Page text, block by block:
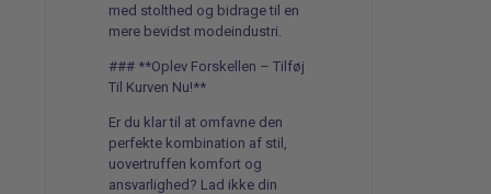
med stolthed og bidrage til en
mere bevidst modeindustri.
### **Oplev Forskellen – Tilføj
Til Kurven Nu!**
Er du klar til at omfavne den
perfekte kombination af stil,
uovertruffen komfort og
ansvarlighed? Lad ikke din